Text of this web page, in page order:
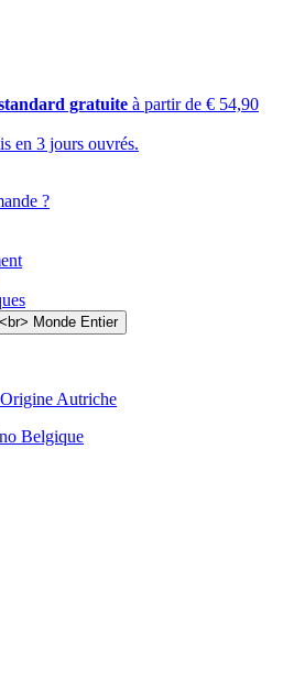
gratuite à partir de € 54,90
en 3 jours ouvrés.
?
Origine Autriche